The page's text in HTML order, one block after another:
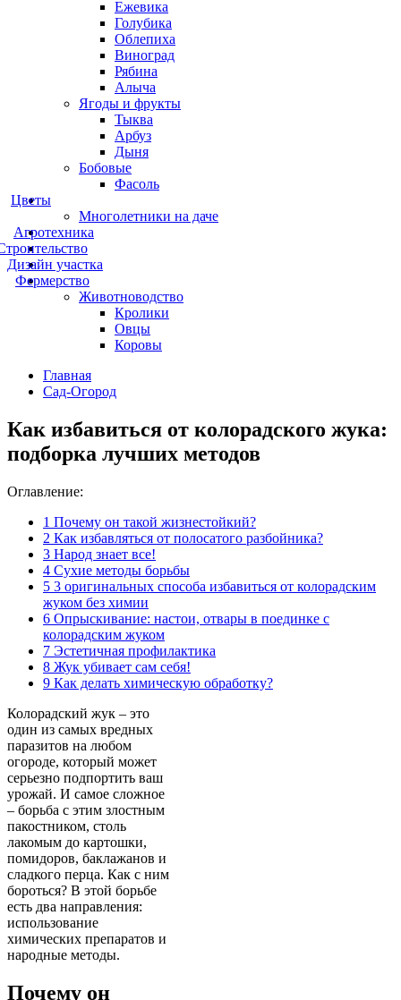
Ежевика
Голубика
Облепиха
Виноград
Рябина
Алыча
Ягоды и фрукты
Тыква
Арбуз
Дыня
Бобовые
Фасоль
Цветы
Многолетники на даче
Агротехника
Дизайн участка
Фермерство
Животноводство
Кролики
Овцы
Коровы
Главная
Сад-Огород
Как избавиться от колорадского жука:
подборка лучших методов
Оглавление:
1 Почему он такой жизнестойкий?
2 Как избавляться от полосатого разбойника?
3 Народ знает все!
4 Сухие методы борьбы
5 3 оригинальных способа избавиться от колорадским
жуком без химии
6 Опрыскивание: настои, отвары в поединке с
колорадским жуком
7 Эстетичная профилактика
8 Жук убивает сам себя!
9 Как делать химическую обработку?
Колорадский жук – это
один из самых вредных
паразитов на любом
огороде, который может
серьезно подпортить ваш
урожай. И самое сложное
– борьба с этим злостным
пакостником, столь
лакомым до картошки,
помидоров, баклажанов и
сладкого перца. Как с ним
бороться? В этой борьбе
есть два направления:
использование
химических препаратов и
народные методы.
Почему он